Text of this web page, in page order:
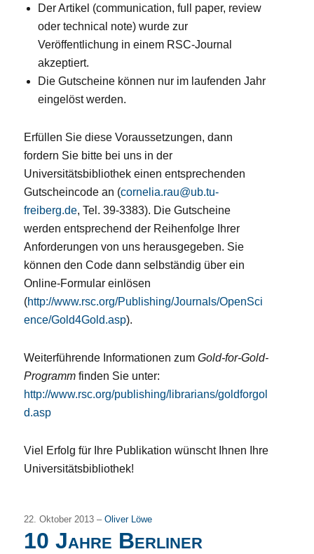
Der Artikel (communication, full paper, review
oder technical note) wurde zur
Veröffentlichung in einem RSC-Journal
akzeptiert.
Die Gutscheine können nur im laufenden Jahr
eingelöst werden.
Erfüllen Sie diese Voraussetzungen, dann
fordern Sie bitte bei uns in der
Universitätsbibliothek einen entsprechenden
Gutscheincode an (cornelia.rau@ub.tu-
freiberg.de, Tel. 39-3383). Die Gutscheine
werden entsprechend der Reihenfolge Ihrer
Anforderungen von uns herausgegeben. Sie
können den Code dann selbständig über ein
Online-Formular einlösen
(http://www.rsc.org/Publishing/Journals/OpenSci
ence/Gold4Gold.asp).
Weiterführende Informationen zumGold-for-Gold-
Programm finden Sie unter:
http://www.rsc.org/publishing/librarians/goldforgol
d.asp
Viel Erfolg für Ihre Publikation wünscht Ihnen Ihre
Universitätsbibliothek!
22. Oktober 2013 –Oliver Löwe
10 Jahre Berliner